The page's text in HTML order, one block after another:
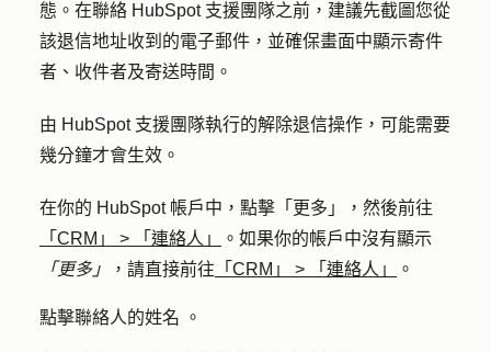
態。在聯絡 HubSpot 支援團隊之前，建議先截圖您從
該退信地址收到的電子郵件，並確保畫面中顯示寄件
者、收件者及寄送時間。
由 HubSpot 支援團隊執行的解除退信操作，可能需要
幾分鐘才會生效。
在你的 HubSpot 帳戶中，點擊 「更多」
，然後前往
「CRM」
> 「連絡人」
。如果你的帳戶中沒有顯示
「更多」
，請直接前往 「CRM」 > 「連絡人」 。
點擊聯絡人的姓名 。